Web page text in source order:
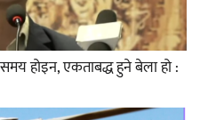
होइन, एकताबद्ध हुने बेला हो :